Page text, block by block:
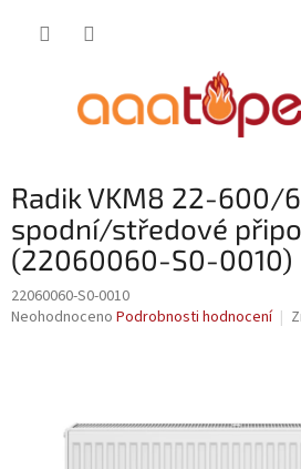
Radik VKM8 22-600/
spodní/středové
(22060060-S0-0010)
22060060-S0-0010
Průměrné
Neohodnoceno Podrobnosti hodnocení